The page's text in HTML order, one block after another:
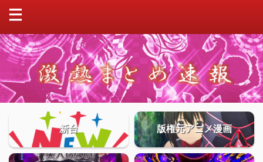
新台 版権元アニメ漫画